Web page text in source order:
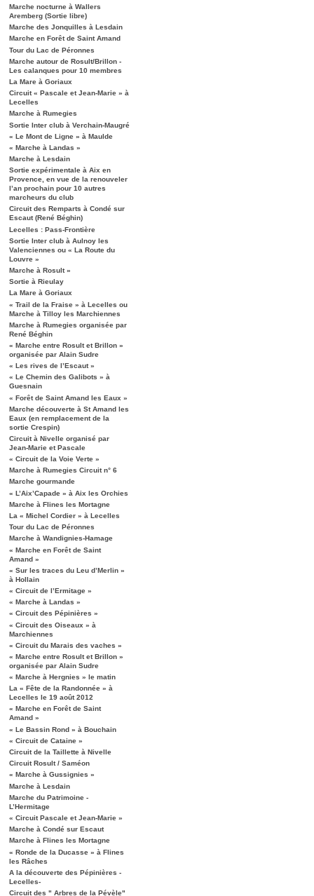
Marche nocturne à Wallers
Aremberg (Sortie libre)
Marche des Jonquilles à Lesdain
Marche en Forêt de Saint Amand
Tour du Lac de Péronnes
Marche autour de Rosult/Brillon -
Les calanques pour 10 membres
La Mare à Goriaux
Circuit « Pascale et Jean-Marie » à
Lecelles
Marche à Rumegies
Sortie Inter club à Verchain-Maugré
« Le Mont de Ligne » à Maulde
« Marche à Landas »
Marche à Lesdain
Sortie expérimentale à Aix en
Provence, en vue de la renouveler
l’an prochain pour 10 autres
marcheurs du club
Circuit des Remparts à Condé sur
Escaut (René Béghin)
Lecelles : Pass-Frontière
Sortie Inter club à Aulnoy les
Valenciennes ou « La Route du
Louvre »
Marche à Rosult »
Sortie à Rieulay
La Mare à Goriaux
« Trail de la Fraise » à Lecelles ou
Marche à Tilloy les Marchiennes
Marche à Rumegies organisée par
René Béghin
« Marche entre Rosult et Brillon »
organisée par Alain Sudre
« Les rives de l’Escaut »
« Le Chemin des Galibots » à
Guesnain
« Forêt de Saint Amand les Eaux »
Marche découverte à St Amand les
Eaux (en remplacement de la
sortie Crespin)
Circuit à Nivelle organisé par
Jean-Marie et Pascale
« Circuit de la Voie Verte »
Marche à Rumegies Circuit n° 6
Marche gourmande
« L’Aix’Capade » à Aix les Orchies
Marche à Flines les Mortagne
La « Michel Cordier » à Lecelles
Tour du Lac de Péronnes
Marche à Wandignies-Hamage
« Marche en Forêt de Saint
Amand »
« Sur les traces du Leu d’Merlin »
à Hollain
« Circuit de l’Ermitage »
« Marche à Landas »
« Circuit des Pépinières »
« Circuit des Oiseaux » à
Marchiennes
« Circuit du Marais des vaches »
« Marche entre Rosult et Brillon »
organisée par Alain Sudre
« Marche à Hergnies » le matin
La « Fête de la Randonnée » à
Lecelles le 19 août 2012
« Marche en Forêt de Saint
Amand »
« Le Bassin Rond » à Bouchain
« Circuit de Cataine »
Circuit de la Taillette à Nivelle
Circuit Rosult / Saméon
« Marche à Gussignies »
Marche à Lesdain
Marche du Patrimoine -
L’Hermitage
« Circuit Pascale et Jean-Marie »
Marche à Condé sur Escaut
Marche à Flines les Mortagne
« Ronde de la Ducasse » à Flines
les Râches
A la découverte des Pépinières -
Lecelles-
Circuit des " Arbres de la Pévèle"